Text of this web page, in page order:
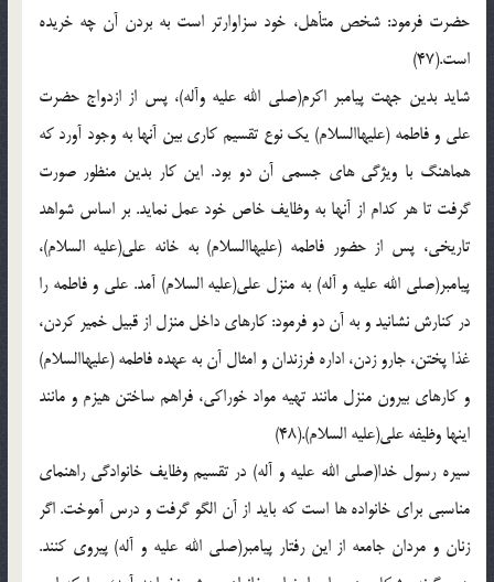
حضرت فرمود: شخص متأهل، خود سزاوارتر است به بردن آن چه خريده
است.(47)
شايد بدين جهت پيامبر اکرم(صلي الله عليه وآله)، پس از ازدواج حضرت
علي و فاطمه (عليهاالسلام) يک نوع تقسيم کاري بين آنها به وجود آورد که
هماهنگ با ويژگي هاي جسمي آن دو بود. اين کار بدين منظور صورت
گرفت تا هر کدام از آنها به وظايف خاص خود عمل نمايد. بر اساس شواهد
تاريخي، پس از حضور فاطمه (عليهاالسلام) به خانه علي(عليه السلام)،
پيامبر(صلي الله عليه و آله) به منزل علي(عليه السلام) آمد. علي و فاطمه را
در کنارش نشانيد و به آن دو فرمود: کارهاي داخل منزل از قبيل خمير کردن،
غذا پختن، جارو زدن، اداره فرزندان و امثال آن به عهده فاطمه (عليهاالسلام)
و کارهاي بيرون منزل مانند تهيه مواد خوراکي، فراهم ساختن هيزم و مانند
اينها وظيفه علي(عليه السلام).(48)
سيره رسول خدا(صلي الله عليه و آله) در تقسيم وظايف خانوادگي راهنماي
مناسبي براي خانواده ها است که بايد از آن الگو گرفت و درس آموخت. اگر
زنان و مردان جامعه از اين رفتار پيامبر(صلي الله عليه و آله) پيروي کنند.